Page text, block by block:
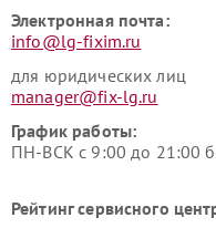
Электронная почта:
info@lg-fixim.ru
для юридических лиц
manager@fix-lg.ru
График работы:
ПН-ВСК с 9:00 до 21:00
Рейтинг сервисного